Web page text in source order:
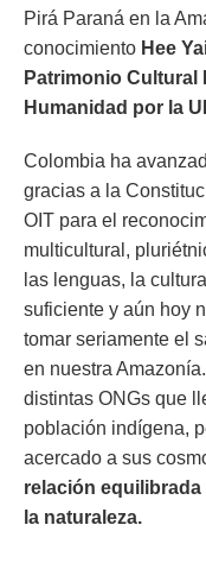
Pirá Paraná en la
conocimiento Hee
Patrimonio Cultural
Humanidad por la
Colombia ha
gracias a la
OIT para el
multicultural,
las lenguas, la
suficiente y aún hoy
tomar seriamente el
en nuestra
distintas ONGs que
población indígena,
acercado a sus
relación
la naturaleza.